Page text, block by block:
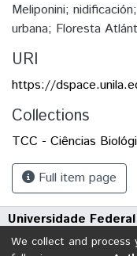
Meliponini;
urbana; Floresta
URI
https://
Collections
TCC - Ciências
Full item page
Universidade
We collect and